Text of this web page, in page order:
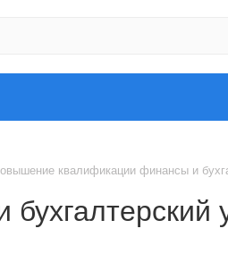
квалификации финансы и